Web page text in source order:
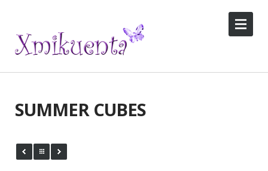
SUMMER CUBES